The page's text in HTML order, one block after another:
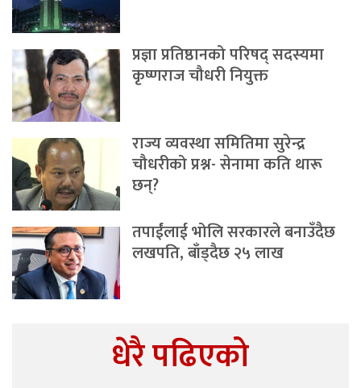
प्रज्ञा प्रतिष्ठानको परिषद् सदस्यमा
कृष्णराज चौधरी नियुक्त
राज्य व्यवस्था समितिमा सुरेन्द्र
चौधरीको प्रश्न- सेनामा कति थारू
छन्?
तपाईंलाई भोलि सरकारले बनाउँदैछ
लखपति, बाँड्दैछ २५ लाख
धेरै पढिएको